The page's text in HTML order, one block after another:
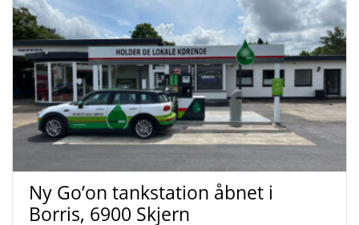
Ny Go’on tankstation åbnet i
Borris, 6900 Skjern